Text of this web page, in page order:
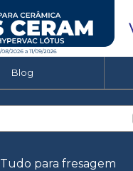
Blog
Tudo para fresagem